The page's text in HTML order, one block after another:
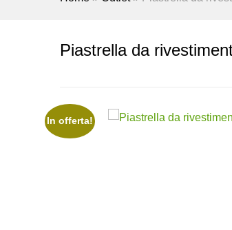
Piastrella da
In offerta!